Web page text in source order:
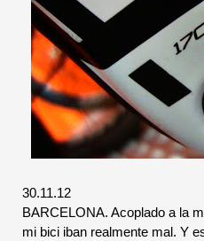
30.11.12
BARCELONA. Acoplado a la
mi bici iban realmente mal. Y